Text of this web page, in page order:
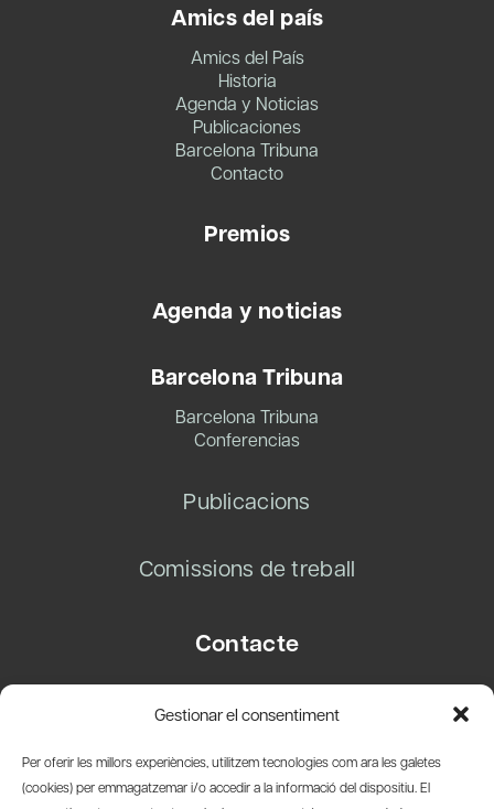
Gestionar el consentiment
Per oferir les millors experiències, utilitzem tecnologies com ara les galetes
(cookies) per emmagatzemar i/o accedir a la informació del dispositiu. El
Amics del país
Amics del País
Historia
Agenda y Noticias
Publicaciones
Barcelona Tribuna
Contacto
Premios
Agenda y noticias
Barcelona Tribuna
Barcelona Tribuna
Conferencias
Publicacions
Comissions de treball
Contacte
08003 Barcelona
info@amicsdelpais.com